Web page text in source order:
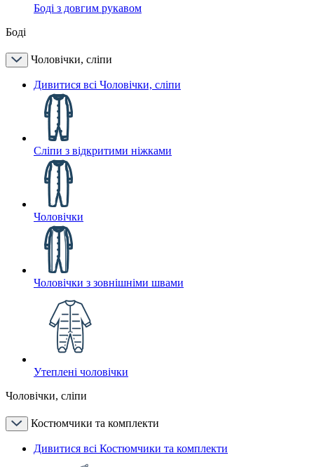
Боді з довгим рукавом
Боді
Чоловічки, сліпи
Дивитися всі Чоловічки, сліпи
Сліпи з відкритими ніжками
Чоловічки
Чоловічки з зовнішніми швами
Утеплені чоловічки
Чоловічки, сліпи
Костюмчики та комплекти
Дивитися всі Костюмчики та комплекти